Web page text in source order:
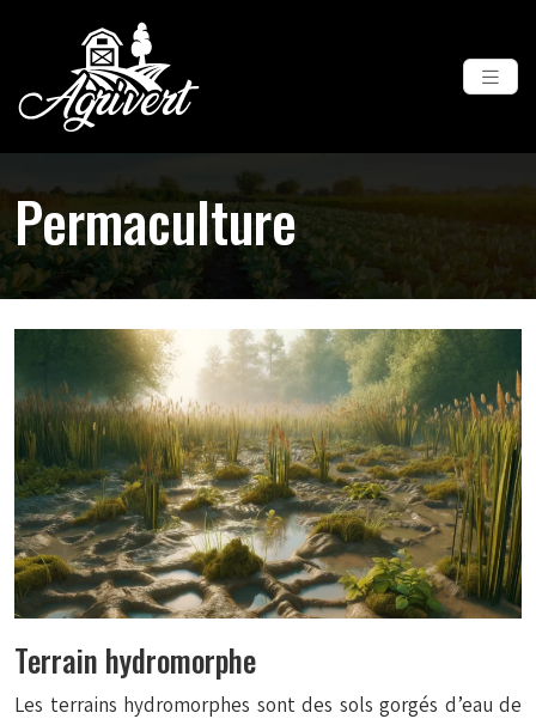
Permaculture
Terrain hydromorphe
Les terrains hydromorphes sont des sols gorgés d’eau de